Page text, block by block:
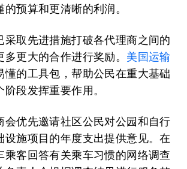
预算和更清晰的利润。
采取先进措施打破各代理商之间的
更大的合作进行奖励。 美国运输
懂的工具包，帮助公民在重大基础
段发挥重要作用。
会优先邀请社区公民对公园和自行
设施项目的年度支出提供意见。在
乘客回答有关乘车习惯的网络调查